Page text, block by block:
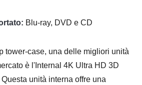
Blu-ray, DVD e CD
tower-case, una delle migliori unità
è l'Internal 4K Ultra HD 3D
unità interna offre una